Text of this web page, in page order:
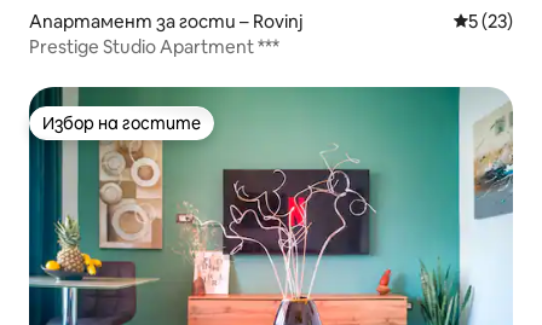
Апартамент за гости – Rovinj Средна
5 (23)
Prestige Studio Apartment ***
Избор на гостите
Избор на гостите